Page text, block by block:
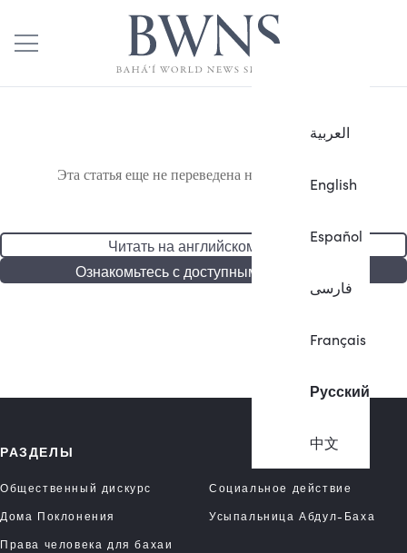
العربية
English
Español
فارسی
Français
Русский
中文
Эта статья еще не переведена на русский язык.
Читать на английском языке
Ознакомьтесь с доступными статьями
РАЗДЕЛЫ
Общественный дискурс
Социальное действие
Дома Поклонения
Усыпальница Абдул-Баха
Права человека для бахаи